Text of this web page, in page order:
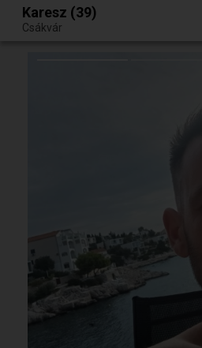
Egy jó randiból bármi lehet.
Karesz (39)
Csákvár